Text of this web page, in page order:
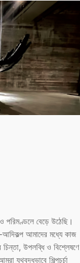
বেড়ে উঠেছি।
আমাদের মধ্যে কাজ
উপলব্ধি ও বিশ্লেষণে
যূথবদ্ধভাবে শিল্পচর্চা